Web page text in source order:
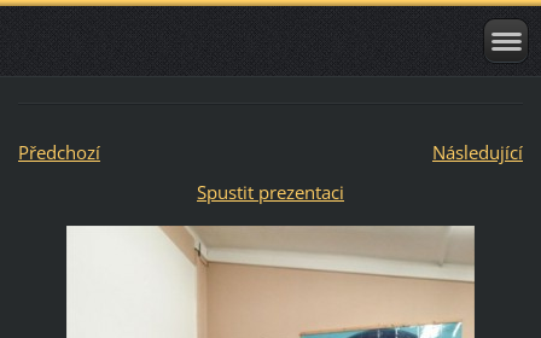
Předchozí
Následující
Spustit prezentaci